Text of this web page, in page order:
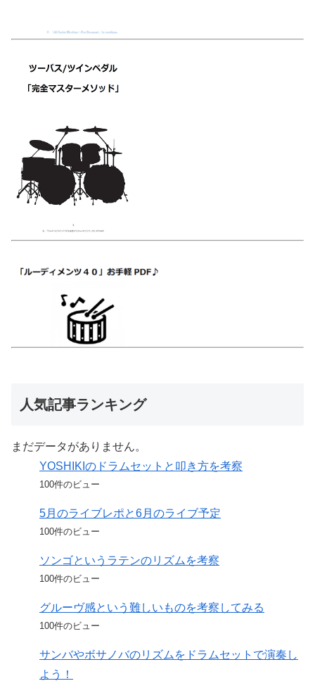
人気記事ランキング
まだデータがありません。
YOSHIKIのドラムセットと叩き方を考察
100件のビュー
5月のライブレポと6月のライブ予定
100件のビュー
ソンゴというラテンのリズムを考察
100件のビュー
グルーヴ感という難しいものを考察してみる
100件のビュー
サンバやボサノバのリズムをドラムセットで演奏し
よう！